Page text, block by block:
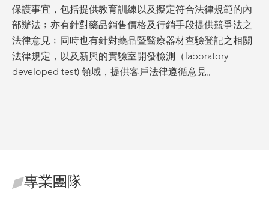
保護事宜，包括提供教育訓練以及擬定符合法律規範的內
部辦法﹔亦有針對藥品銷售價格及行銷手段提供競爭法之
法律意見﹔同時也有針對藥品暨醫療器材查驗登記之相關
法律規定，以及新興的實驗室開發檢測（laboratory
developed test) 領域，提供客戶法律遵循意見。
專業團隊